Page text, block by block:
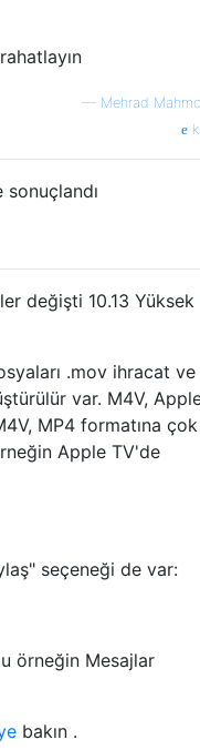
— Mehrad
değişti 10.13 Yüksek
.mov ihracat ve
var. M4V,
MP4 formatına çok
Apple TV'de
seçeneği de var:
örneğin Mesajlar
bakın .